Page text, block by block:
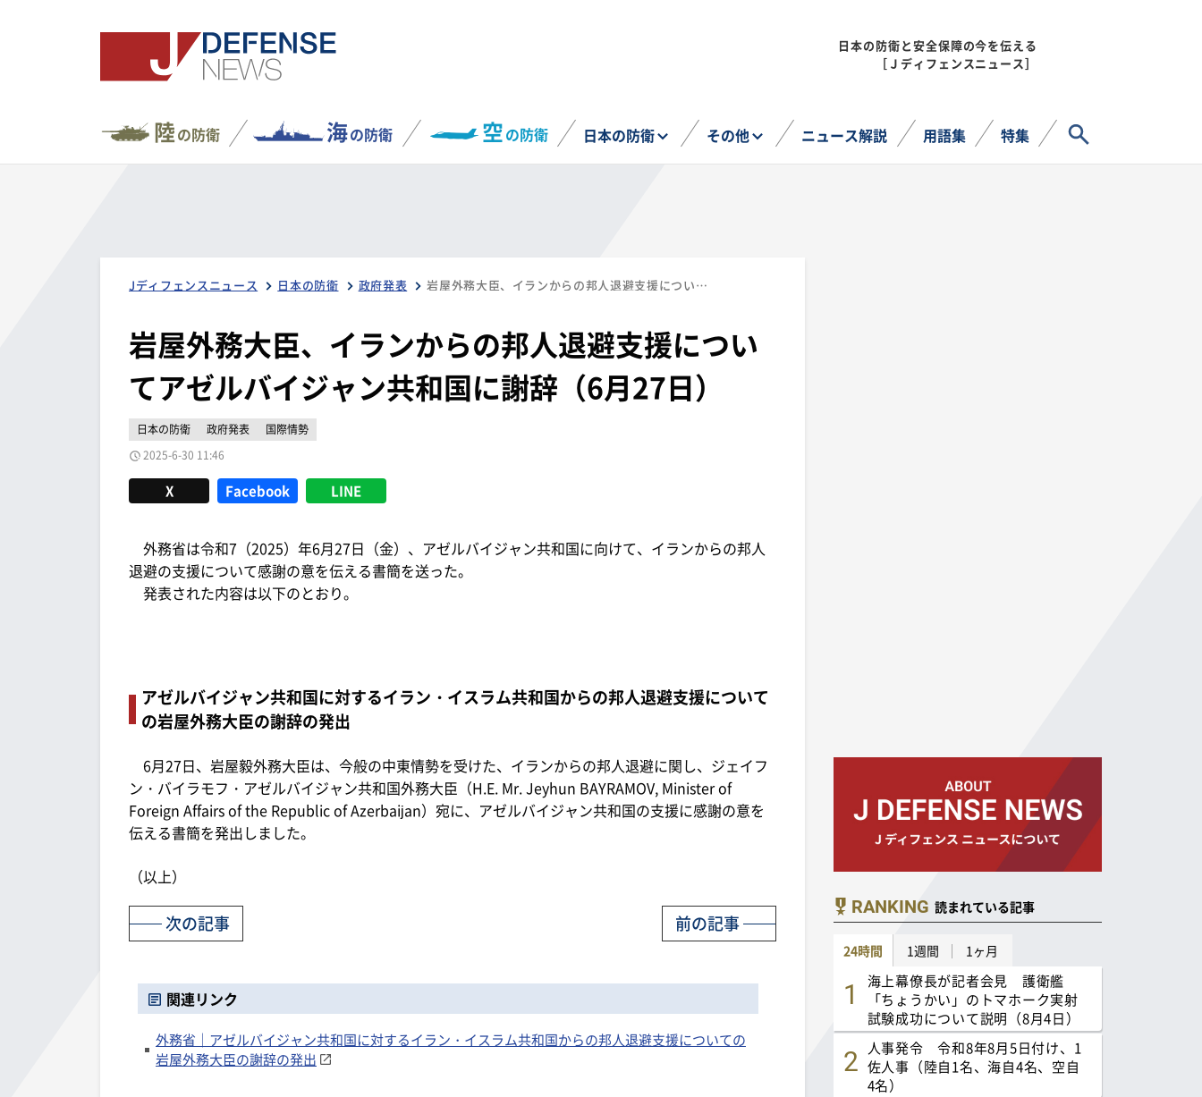
日本の防衛と安全保障の今を伝える
［Ｊディフェンスニュース］
陸の防衛 海の防衛 空の防衛 日本の防衛 その他 ニュース解説 用語集 特集
Jディフェンスニュース 日本の防衛 政府発表 岩屋外務大臣、イランからの邦人退避支援についてアゼルバイジャン共和国に謝辞（6月27日）
岩屋外務大臣、イランからの邦人退避支援につい
てアゼルバイジャン共和国に謝辞（6月27日）
日本の防衛 政府発表
国際情勢
2025-6-30 11:46
X Facebook LINE
外務省は令和7（2025）年6月27日（金）、アゼルバイジャン共和国に向けて、イランからの邦人
退避の支援について感謝の意を伝える書簡を送った。
発表された内容は以下のとおり。
アゼルバイジャン共和国に対するイラン・イスラム共和国からの邦人退避支援について
の岩屋外務大臣の謝辞の発出
6月27日、岩屋毅外務大臣は、今般の中東情勢を受けた、イランからの邦人退避に関し、ジェイフ
ン・バイラモフ・アゼルバイジャン共和国外務大臣（H.E. Mr. Jeyhun BAYRAMOV, Minister of
Foreign Affairs of the Republic of Azerbaijan）宛に、アゼルバイジャン共和国の支援に感謝の意を
伝える書簡を発出しました。
（以上）
前の記事
次の記事
関連リンク
外務省｜アゼルバイジャン共和国に対するイラン・イスラム共和国からの邦人退避支援についての
岩屋外務大臣の謝辞の発出
RANKING 読まれている記事
24時間 1週間 1ヶ月
海上幕僚長が記者会見 護衛艦
「ちょうかい」のトマホーク実射
試験成功について説明（8月4日）
人事発令 令和8年8月5日付け、1
佐人事（陸自1名、海自4名、空自
4名）